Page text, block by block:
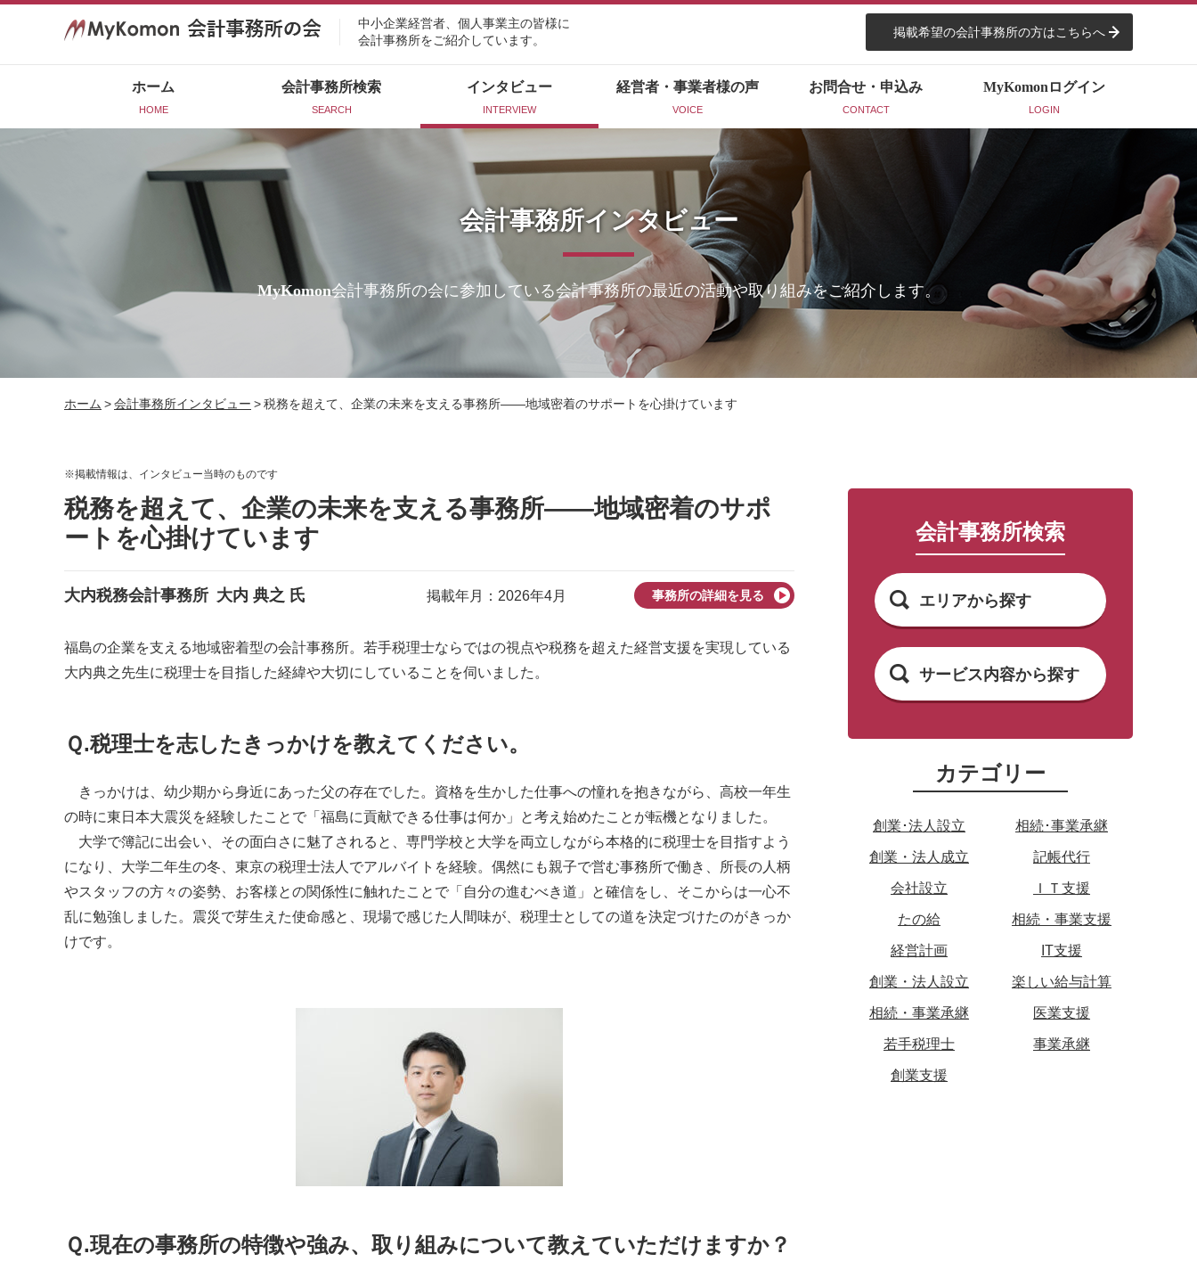
中小企業経営者、個人事業主の皆様に
会計事務所をご紹介しています。
掲載希望の会計事務所の方はこちらへ
ホーム
HOME
会計事務所検索
SEARCH
インタビュー
INTERVIEW
経営者・事業者様の声
VOICE
お問合せ・申込み
CONTACT
MyKomon ログイン
LOGIN
会計事務所インタビュー
MyKomon会計事務所の会に参加している会計事務所の最近の活動や取り組みをご紹介します。
ホーム >会計事務所インタビュー >税務を超えて、企業の未来を支える事務所――地域密着のサポートを心掛けています
※掲載情報は、インタビュー当時のものです
税務を超えて、企業の未来を支える事務所――地域密着のサポ
ートを心掛けています
大内税務会計事務所 大内 典之 氏 掲載年月：2026年4月 事務所の詳細を見る
福島の企業を支える地域密着型の会計事務所。若手税理士ならではの視点や税務を超えた経営支援を実現している
大内典之先生に税理士を目指した経緯や大切にしていることを伺いました。
Ｑ.税理士を志したきっかけを教えてください。
きっかけは、幼少期から身近にあった父の存在でした。資格を生かした仕事への憧れを抱きながら、高校一年生
の時に東日本大震災を経験したことで「福島に貢献できる仕事は何か」と考え始めたことが転機となりました。
大学で簿記に出会い、その面白さに魅了されると、専門学校と大学を両立しながら本格的に税理士を目指すよう
になり、大学二年生の冬、東京の税理士法人でアルバイトを経験。偶然にも親子で営む事務所で働き、所長の人柄
やスタッフの方々の姿勢、お客様との関係性に触れたことで「自分の進むべき道」と確信をし、そこからは一心不
乱に勉強しました。震災で芽生えた使命感と、現場で感じた人間味が、税理士としての道を決定づけたのがきっか
けです。
Ｑ.現在の事務所の特徴や強み、取り組みについて教えていただけますか？
会計事務所検索
エリアから探す
サービス内容から探す
カテゴリー
創業･法人設立 相続･事業承継
創業・法人成立 記帳代行
会社設立 ＩＴ支援
たの給 相続・事業支援
経営計画 IT支援
創業・法人設立 楽しい給与計算
相続・事業承継 医業支援
若手税理士 事業承継
創業支援